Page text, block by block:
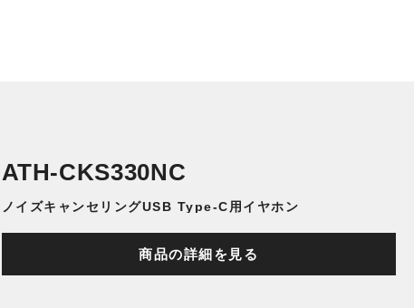
ATH-CKS330NC
ノイズキャンセリングUSB Type-C用イヤホン
商品の詳細を見る